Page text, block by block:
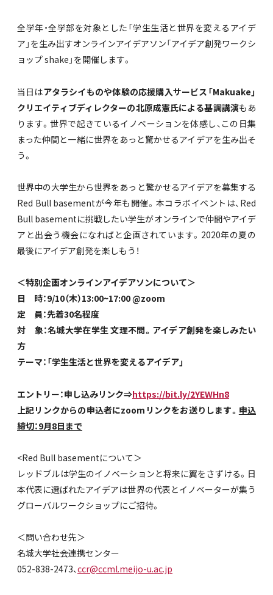
全学年・全学部を対象とした「学生生活と世界を変えるアイデ
ア」を生み出すオンラインアイデアソン「アイデア創発ワークシ
ョップ shake」を開催します。
当日はアタラシイものや体験の応援購入サービス「Makuake」
クリエイティブディレクターの北原成憲氏による基調講演もあ
ります。世界で起きているイノベーションを体感し、この日集
まった仲間と一緒に世界をあっと驚かせるアイデアを生み出そ
う。
世界中の大学生から世界をあっと驚かせるアイデアを募集する
Red Bull basementが今年も開催。本コラボイベントは、Red
Bull basementに挑戦したい学生がオンラインで仲間やアイデ
アと出会う機会になればと企画されています。2020年の夏の
最後にアイデア創発を楽しもう！
＜特別企画オンラインアイデアソンについて＞
日 時：9/10（木）13:00~17:00 @zoom
定 員：先着30名程度
対 象：名城大学在学生 文理不問。アイデア創発を楽しみたい
方
テーマ：「学生生活と世界を変えるアイデア」
エントリー：申し込みリンク⇒https://bit.ly/2YEWHn8
上記リンクからの申込者にzoomリンクをお送りします。 申込
締切：9月8日まで
<Red Bull basementについて＞
レッドブルは学生のイノベーションと将来に翼をさずける。日
本代表に選ばれたアイデアは世界の代表とイノベーターが集う
グローバルワークショップにご招待。
＜問い合わせ先＞
名城大学社会連携センター
052-838-2473、ccr@ccml.meijo-u.ac.jp